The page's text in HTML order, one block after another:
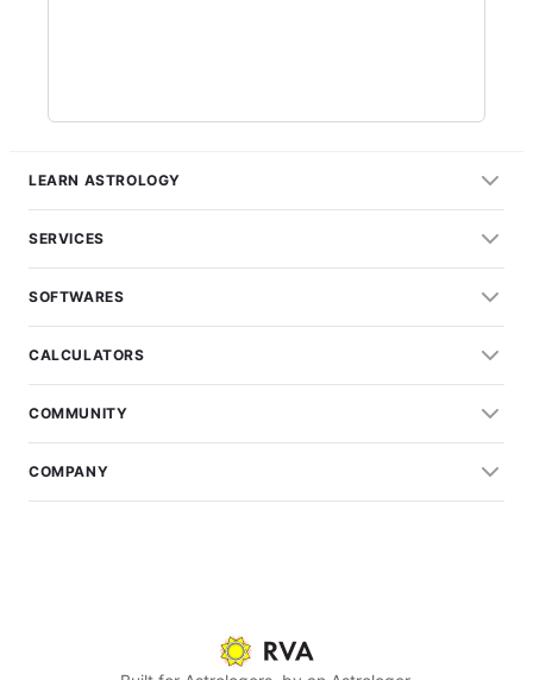
LEARN ASTROLOGY
SERVICES
SOFTWARES
CALCULATORS
COMMUNITY
COMPANY